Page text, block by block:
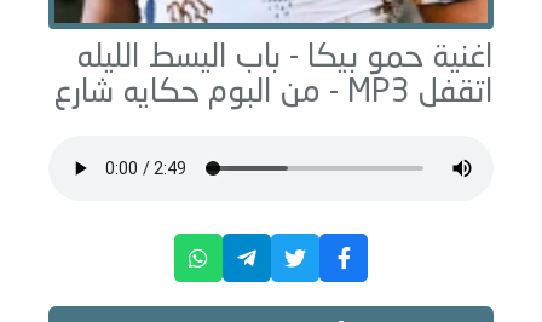
اغنية حمو بيكا - باب اليسط الليله
اتقفل
حكايه شارع